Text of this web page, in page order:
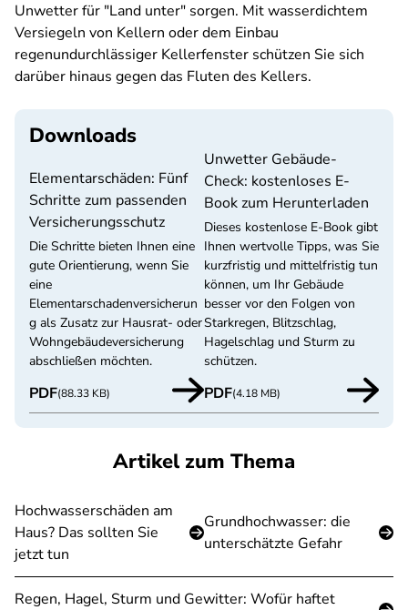
Unwetter für "Land unter" sorgen. Mit wasserdichtem
Versiegeln von Kellern oder dem Einbau
regenundurchlässiger Kellerfenster schützen Sie sich
darüber hinaus gegen das Fluten des Kellers.
Downloads
Elementarschäden: Fünf
Schritte zum passenden
Versicherungsschutz
Die Schritte bieten Ihnen eine
gute Orientierung, wenn Sie
eine
Elementarschadenversicherun
g als Zusatz zur Hausrat- oder
Wohngebäudeversicherung
abschließen möchten.
PDF(88.33 KB)
Unwetter Gebäude-
Check: kostenloses E-
Book zum Herunterladen
Dieses kostenlose E-Book gibt
Ihnen wertvolle Tipps, was Sie
kurzfristig und mittelfristig tun
können, um Ihr Gebäude
besser vor den Folgen von
Starkregen, Blitzschlag,
Hagelschlag und Sturm zu
schützen.
PDF(4.18 MB)
Artikel zum Thema
Hochwasserschäden am
Haus? Das sollten Sie
jetzt tun
Grundhochwasser: die
unterschätzte Gefahr
Regen, Hagel, Sturm und Gewitter: Wofür haftet